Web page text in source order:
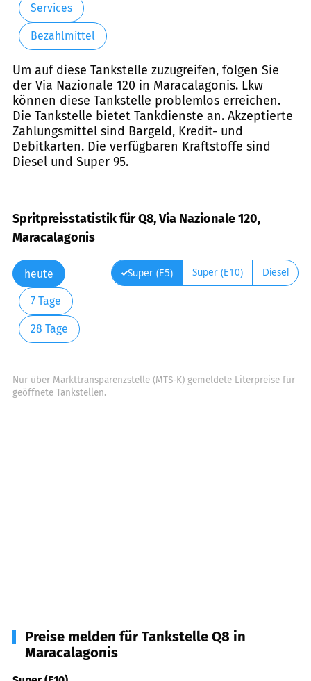
Services
Bezahlmittel
Um auf diese Tankstelle zuzugreifen, folgen Sie
der Via Nazionale 120 in Maracalagonis. Lkw
können diese Tankstelle problemlos erreichen.
Die Tankstelle bietet Tankdienste an. Akzeptierte
Zahlungsmittel sind Bargeld, Kredit- und
Debitkarten. Die verfügbaren Kraftstoffe sind
Diesel und Super 95.
Spritpreisstatistik für Q8, Via Nazionale 120,
Maracalagonis
heute
7 Tage
28 Tage
Super (E5) Super (E10) Diesel
Nur über Markttransparenzstelle (MTS-K) gemeldete Literpreise für
geöffnete Tankstellen.
Preise melden für Tankstelle Q8 in
Maracalagonis